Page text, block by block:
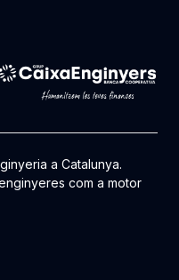
a Catalunya.
com a motor